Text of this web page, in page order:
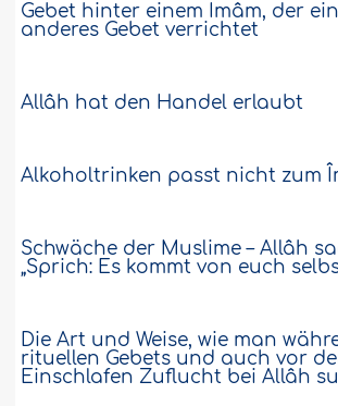
Gebet hinter einem Imâm, der ein
anderes Gebet verrichtet
Allâh hat den Handel erlaubt
Alkoholtrinken passt nicht zum
Schwäche der Muslime – Allâh
„Sprich: Es kommt von euch
Die Art und Weise, wie man
rituellen Gebets und auch vor
Einschlafen Zuflucht bei Allâh